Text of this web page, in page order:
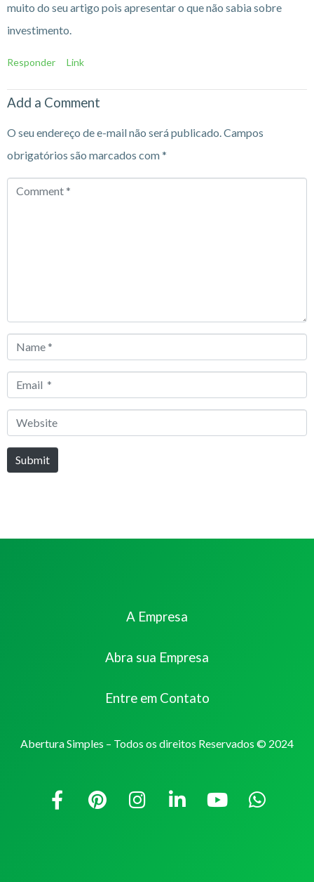
muito do seu artigo pois apresentar o que não sabia sobre
investimento.
Responder Link
Add a Comment
O seu endereço de e-mail não será publicado.Campos
obrigatórios são marcados com*
Comment
Name
Email
Website
Submit
A Empresa
Abra sua Empresa
Entre em Contato
Abertura Simples – Todos os direitos Reservados © 2024